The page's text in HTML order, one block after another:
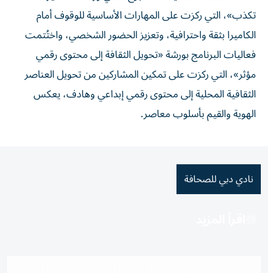
تكذب»، التي ركزت على المهارات الأساسية للوقوف أمام
الكاميرا بثقة واحترافية، وتعزيز الحضور الشخصي، واختُتمت
فعاليات البرنامج بورشة «تحويل الثقافة إلى محتوى رقمي
مؤثر»، التي ركزت على تمكين المشاركين من تحويل العناصر
الثقافية المحلية إلى محتوى رقمي إبداعي وهادف، يعكس
الهوية والقيم بأسلوب معاصر.
نادي دبي للصحافة